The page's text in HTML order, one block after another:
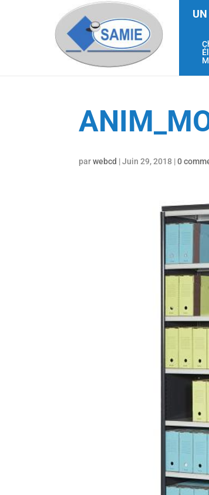
parwebcd |Juin 29, 2018 |0